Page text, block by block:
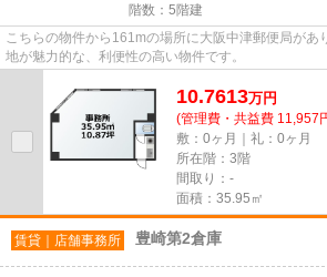
階数：5階建
こちらの物件から161mの場所に大阪中津郵便局があ
地が魅力的な、利便性の高い物件です。
10.7613万円
(管理費・共益費 11,957
敷：0ヶ月｜礼：0ヶ月
所在階：3階
間取り：-
面積：35.95㎡
賃貸｜店舗事務所 豊崎第2倉庫